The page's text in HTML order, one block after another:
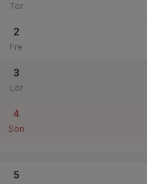
Tor
2
Fre
3
Lör
4
Sön
5